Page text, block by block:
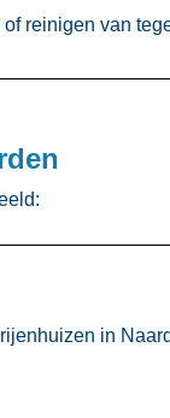
reinigen van
in